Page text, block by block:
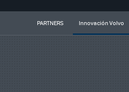
PARTNERS Innovación Volvo